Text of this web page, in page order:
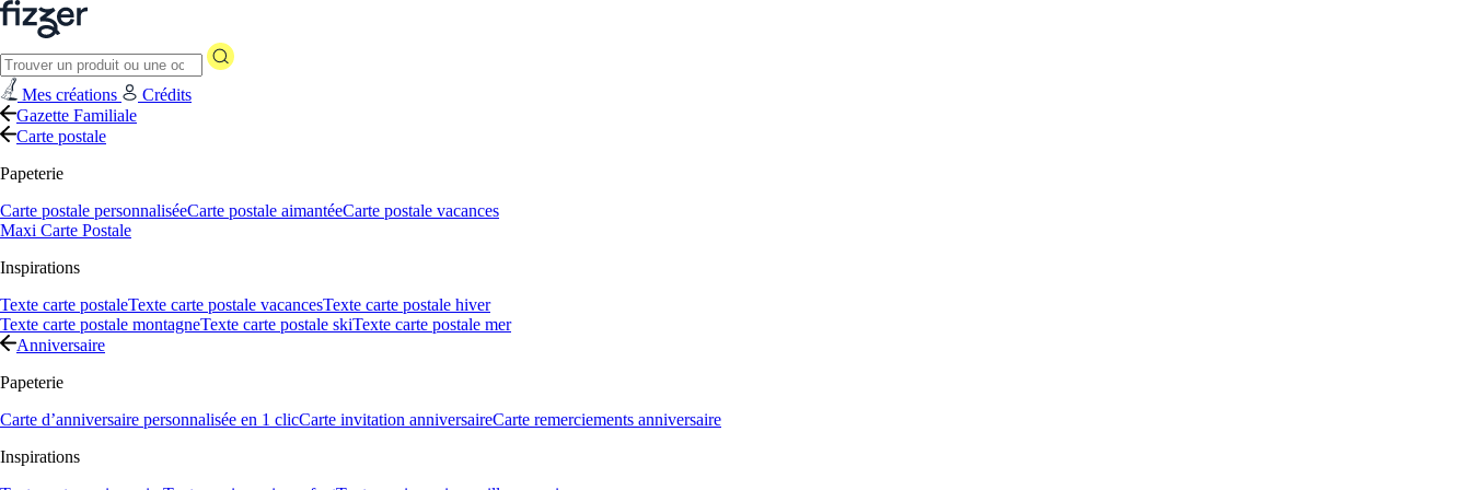
Mes créations
Crédits
Gazette Familiale
Carte postale
Papeterie
Carte postale personnaliséeCarte postale aimantéeCarte postale vacances
Maxi Carte Postale
Inspirations
Texte carte postaleTexte carte postale vacancesTexte carte postale hiver
Texte carte postale montagneTexte carte postale skiTexte carte postale mer
Anniversaire
Papeterie
Carte d’anniversaire personnalisée en 1 clicCarte invitation anniversaireCarte remerciements anniversaire
Inspirations